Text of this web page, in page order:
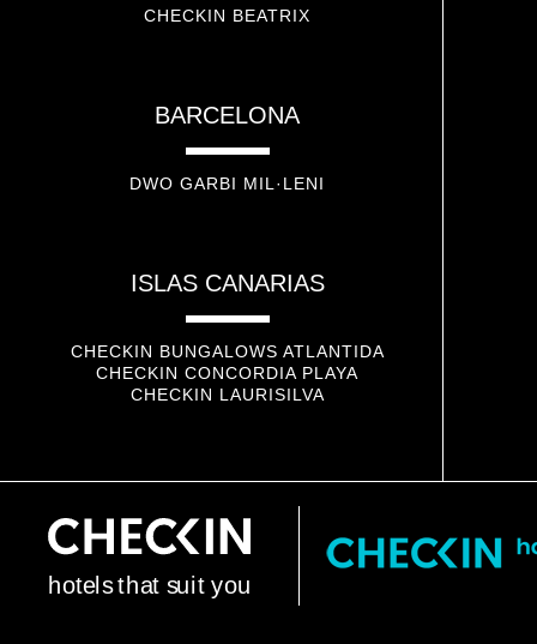
CHECKIN BEATRIX
BARCELONA
DWO GARBI MIL·LENI
ISLAS CANARIAS
CHECKIN BUNGALOWS ATLANTIDA
CHECKIN CONCORDIA PLAYA
CHECKIN LAURISILVA
hotelsthat suit you